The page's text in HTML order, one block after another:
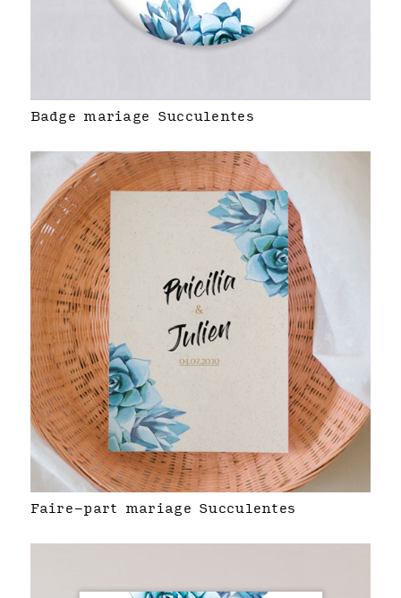
Badge mariage Succulentes
Faire-part mariage Succulentes